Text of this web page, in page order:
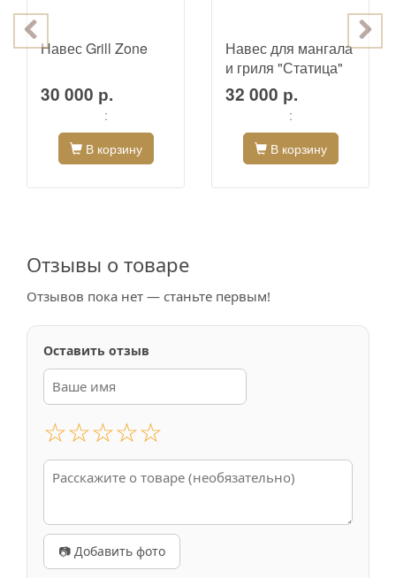
Навес Grill Zone
30 000 р.
:
В корзину
Навес для мангала
и гриля "Статица"
32 000 р.
:
В корзину
Отзывы о товаре
Отзывов пока нет — станьте первым!
Оставить отзыв
☆☆☆☆☆
📷 Добавить фото